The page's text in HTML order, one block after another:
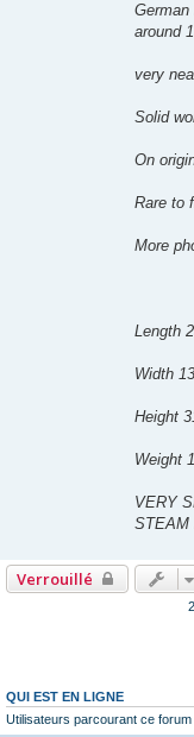
German
around
very
Solid
On
Rare to
More
Length
Width
Height
Weight
VERY
STEAM
Verrouillé
QUI EST EN LIGNE
Utilisateurs parcourant ce